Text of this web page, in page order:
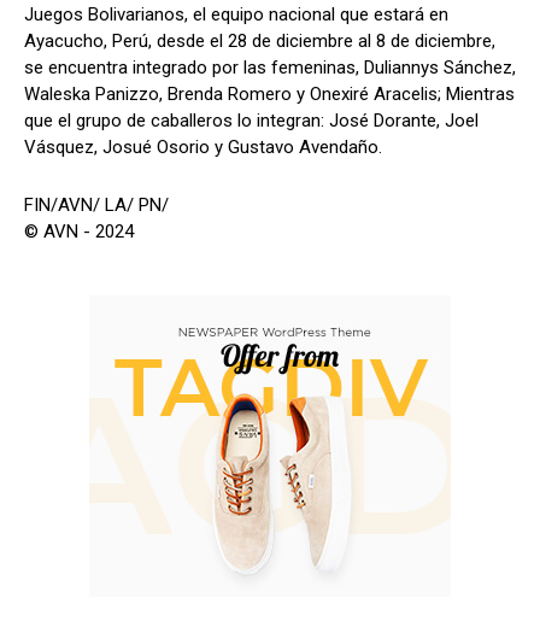
Juegos Bolivarianos, el equipo nacional que estará en
Ayacucho, Perú, desde el 28 de diciembre al 8 de diciembre,
se encuentra integrado por las femeninas, Duliannys Sánchez,
Waleska Panizzo, Brenda Romero y Onexiré Aracelis; Mientras
que el grupo de caballeros lo integran: José Dorante, Joel
Vásquez, Josué Osorio y Gustavo Avendaño.
FIN/AVN/ LA/ PN/
© AVN - 2024